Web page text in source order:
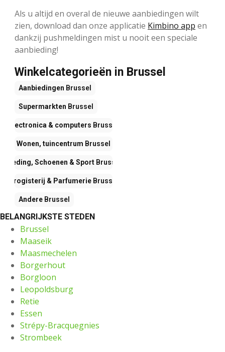
Als u altijd en overal de nieuwe aanbiedingen wilt
zien, download dan onze applicatie Kimbino app en
dankzij pushmeldingen mist u nooit een speciale
aanbieding!
Winkelcategorieën in Brussel
Aanbiedingen Brussel
Supermarkten Brussel
Electronica & computers Brussel
Wonen, tuincentrum Brussel
Kleding, Schoenen & Sport Brussel
Drogisterij & Parfumerie Brussel
Andere Brussel
BELANGRIJKSTE STEDEN
Brussel
Maaseik
Maasmechelen
Borgerhout
Borgloon
Leopoldsburg
Retie
Essen
Strépy-Bracquegnies
Strombeek